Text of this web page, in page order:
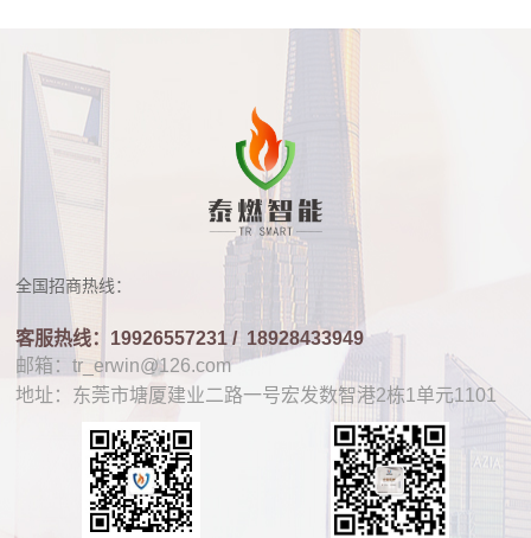
全国招商热线：
客服热线：19926557231 / 18928433949
邮箱：tr_erwin@126.com
地址：东莞市塘厦建业二路一号宏发数智港2栋1单元1101